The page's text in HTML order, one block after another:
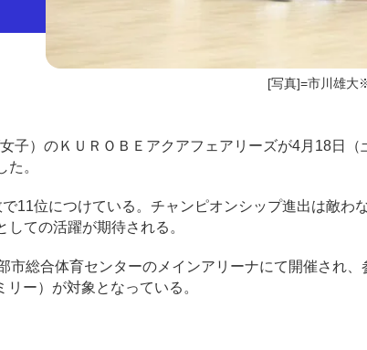
[写真]=市川雄大
）のＫＵＲＯＢＥアクアフェアリーズが4月18日（
。
11位につけている。チャンピオンシップ進出は敵わ
ての活躍が期待される。
総合体育センターのメインアリーナにて開催され、
ー）が対象となっている。